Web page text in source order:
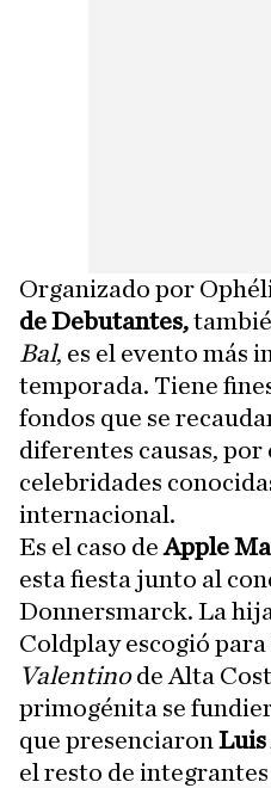
Organizado por
de Debutantes,
Bal, es el evento más
temporada. Tiene
fondos que se
diferentes causas, por
celebridades
internacional.
Es el caso deApple
esta fiesta junto al
Donnersmarck. La
Coldplay escogió
Valentinode Alta
primogénita se
que presenciaronLuis
el resto de